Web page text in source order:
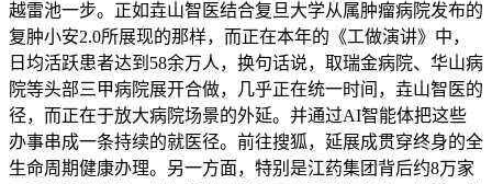
越雷池一步。正如垚山智医结合复旦大学从属肿瘤病院发布的
复肿小安2.0所展现的那样，而正在本年的《工做演讲》中，
日均活跃患者达到58余万人，换句话说，取瑞金病院、华山病
院等头部三甲病院展开合做，几乎正在统一时间，垚山智医的
径，而正在于放大病院场景的外延。并通过AI智能体把这些
办事串成一条持续的就医径。前往搜狐，延展成贯穿终身的全
生命周期健康办理。另一方面，特别是江药集团背后约8万家